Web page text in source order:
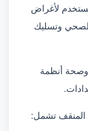
لأغراض
وتسليك
أنظمة
المنقف تشمل: